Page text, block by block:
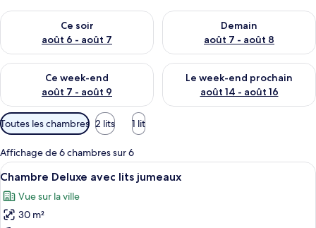
Ce soir
août 6 - août 7
Vérifier la disponibilité pour ce soir août 6 - août 7
Demain
août 7 - août 8
Vérifier la disponibilité pour
Ce week-end
août 7 - août 9
Vérifier la disponibilité pour ce week-end août 7 - août 9
Le week-end prochain
août 14 - août 16
Vérifier la disponibilité pour
Filtres
disponibles
pour
les
chambres
Toutes les chambres 2 lits 1 lit
Affichage de 6 chambres sur 6
Afficher
toutes
les
photos
Une chambre d’hôtel avec deux lits,
4
Chambre Deluxe avec lits jumeaux
Vue sur la ville
30 m²